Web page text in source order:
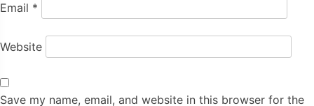
Email *
Website
Save my name, email, and website in this browser for the